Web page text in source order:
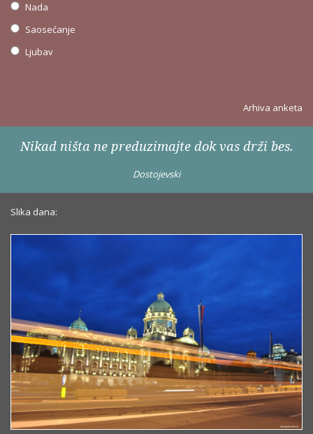
Nada
Saosećanje
Ljubav
Arhiva anketa
Nikad ništa ne preduzimajte dok vas drži bes.
Dostojevski
Slika dana: